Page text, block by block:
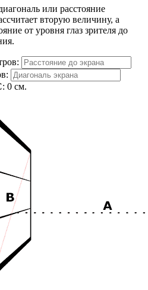
или расстояние
вторую величину, а
от уровня глаз зрителя до
: 0 см.